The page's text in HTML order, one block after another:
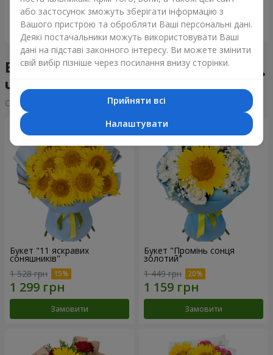
Замовити Замовити
Букети тижня у місті
Черневці
Сортування: дорожче
Букет "11 яскравих
соняшників"
1 528 грн
Замовити
Букет "Промінь сонця
золотий"
1 449 грн
Замовити
або застосунок зможуть зберігати інформацію з
Вашого пристрою та обробляти Ваші персональні дані.
Деякі постачальники можуть використовувати Ваші
дані на підставі законного інтересу. Ви можете змінити
свій вибір пізніше через посилання внизу сторінки.
Прийняти всі
Налаштувати